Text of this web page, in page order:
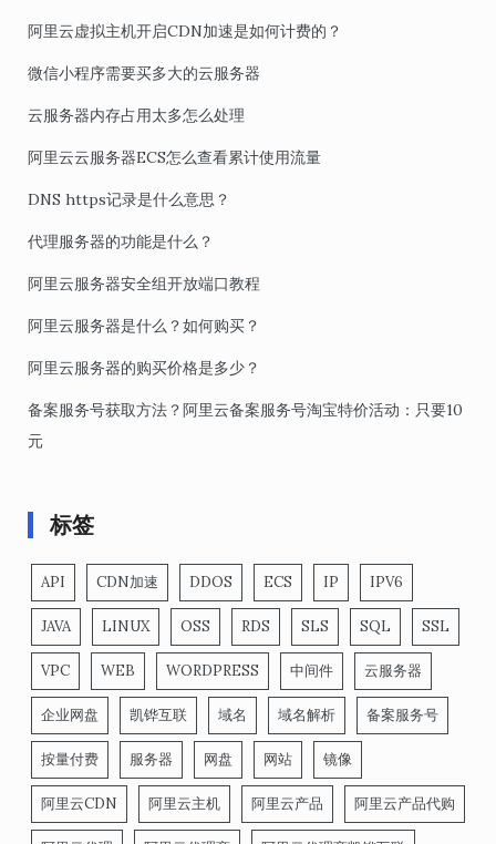
阿里云虚拟主机开启CDN加速是如何计费的？
微信小程序需要买多大的云服务器
云服务器内存占用太多怎么处理
阿里云云服务器ECS怎么查看累计使用流量
DNS https记录是什么意思？
代理服务器的功能是什么？
阿里云服务器安全组开放端口教程
阿里云服务器是什么？如何购买？
阿里云服务器的购买价格是多少？
备案服务号获取方法？阿里云备案服务号淘宝特价活动：只要10
元
标签
API CDN加速 DDOS ECS IP IPV6
JAVA LINUX OSS RDS SLS SQL SSL
VPC WEB WORDPRESS 中间件 云服务器
企业网盘 凯铧互联 域名 域名解析 备案服务号
按量付费 服务器 网盘 网站 镜像
阿里云CDN 阿里云主机 阿里云产品 阿里云产品代购